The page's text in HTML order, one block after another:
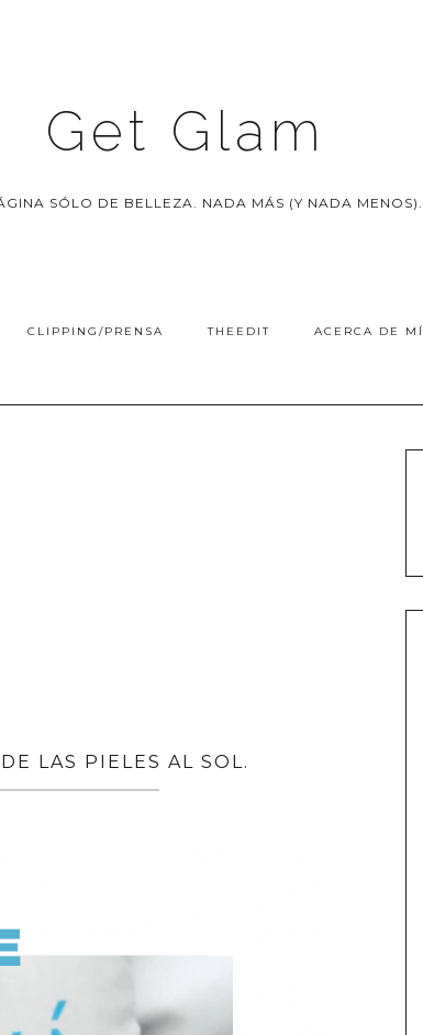
Get Glam
SÓLO DE BELLEZA. NADA MÁS (Y NADA MENOS).
CLIPPING/PRENSA THEEDIT ACERCA DE MÍ
LAS PIELES AL SOL.